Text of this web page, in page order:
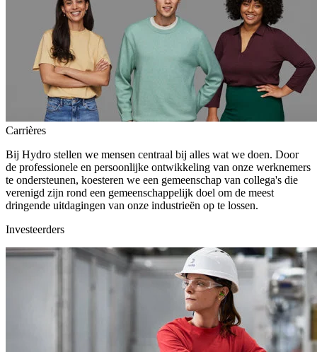
Carrières
Bij Hydro stellen we mensen centraal bij alles wat we doen. Door
de professionele en persoonlijke ontwikkeling van onze werknemers
te ondersteunen, koesteren we een gemeenschap van collega's die
verenigd zijn rond een gemeenschappelijk doel om de meest
dringende uitdagingen van onze industrieën op te lossen.
Investeerders